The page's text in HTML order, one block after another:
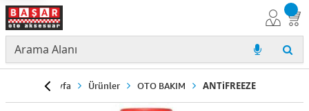
Anasayfa Ürünler OTO BAKIM ANTiFREEZE